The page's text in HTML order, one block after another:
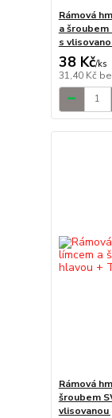
Rámová
a
s
38 Kč/ks
31,40 Kč
Rámová
šroubem